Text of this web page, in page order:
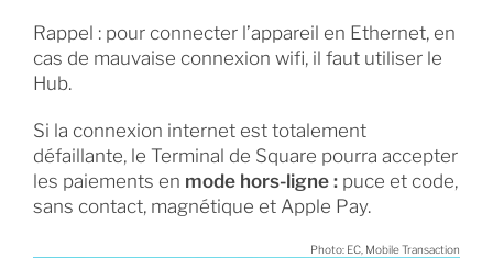
Rappel : pour connecter l’appareil en Ethernet, en
cas de mauvaise connexion wifi, il faut utiliser le
Hub.
Si la connexion internet est totalement
défaillante, le Terminal de Square pourra accepter
les paiements en mode hors-ligne : puce et code,
sans contact, magnétique et Apple Pay.
Photo: EC, Mobile Transaction